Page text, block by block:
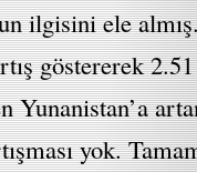
ilgisini ele
göstererek
Yunanistan’a
yok.